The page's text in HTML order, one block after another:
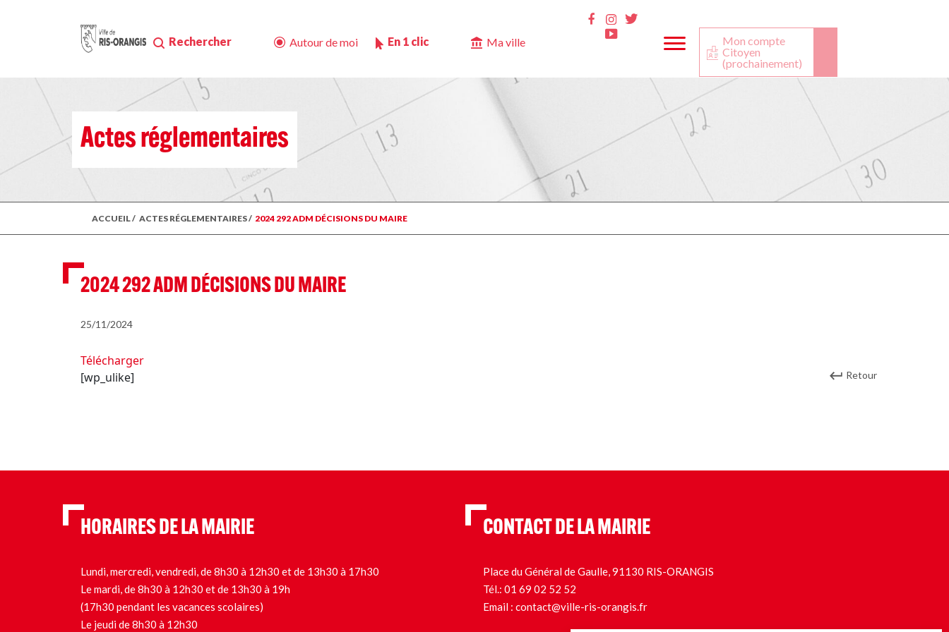
Rechercher Autour de moi En 1 clic Ma ville
Facebook
InstaTwitter
Youtube
Mon compte
Citoyen
(prochainement)
Actes réglementaires
ACCUEIL/ ACTES RÉGLEMENTAIRES/ 2024 292 ADM DÉCISIONS DU MAIRE
2024 292 ADM DÉCISIONS DU MAIRE
25/11/2024
Télécharger
[wp_ulike]
Retour
HORAIRES DE LA MAIRIE
Lundi, mercredi, vendredi, de 8h30 à 12h30 et de 13h30 à 17h30
Le mardi, de 8h30 à 12h30 et de 13h30 à 19h
(17h30 pendant les vacances scolaires)
Le jeudi de 8h30 à 12h30
CONTACT DE LA MAIRIE
Place du Général de Gaulle, 91130 RIS-ORANGIS
Tél.: 01 69 02 52 52
Email : contact@ville-ris-orangis.fr